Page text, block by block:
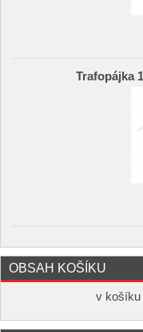
Trafopájka
OBSAH KOŠÍKU
v košíku